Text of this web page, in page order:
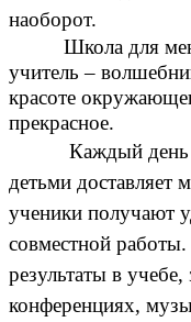
наоборот.
Школа для меня
учитель –
красоте
прекрасное.
Каждый день я
детьми доставляет
ученики получают
совместной
результаты в
конференциях,